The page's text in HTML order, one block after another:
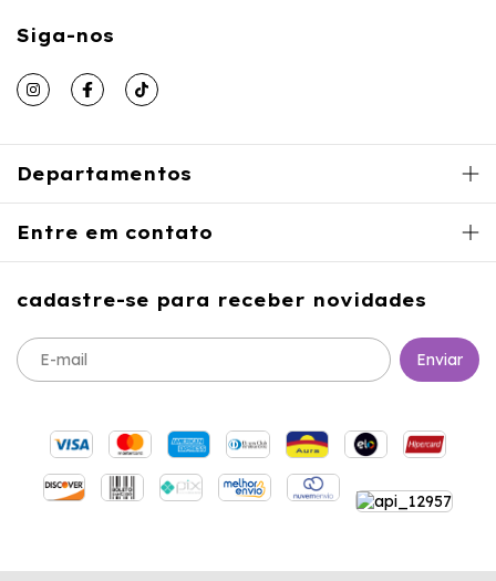
Siga-nos
Departamentos
Entre em contato
cadastre-se para receber novidades